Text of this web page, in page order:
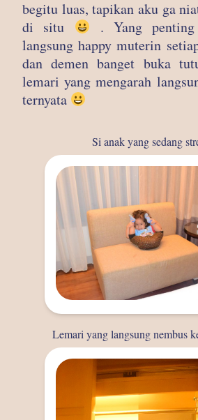
begitu luas, tapikan aku ga
di situ
. Yang
langsung happy muterin
dan demen banget buka
lemari yang mengarah
ternyata
Si anak yang sedang
Lemari yang langsung nembus